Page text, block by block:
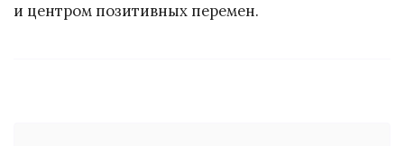
и центром позитивных перемен.